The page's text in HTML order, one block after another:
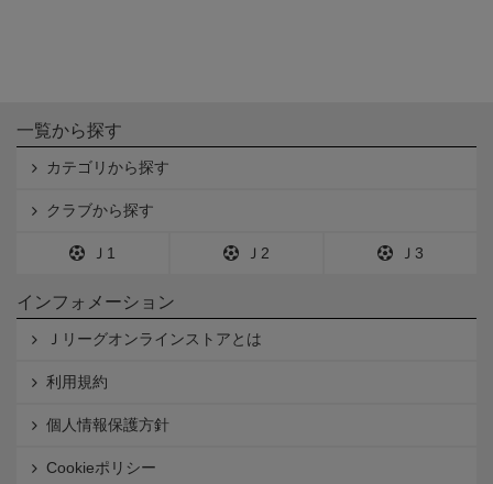
一覧から探す
カテゴリから探す
クラブから探す
Ｊ1 Ｊ2 Ｊ3
インフォメーション
Ｊリーグオンラインストアとは
利用規約
個人情報保護方針
Cookieポリシー